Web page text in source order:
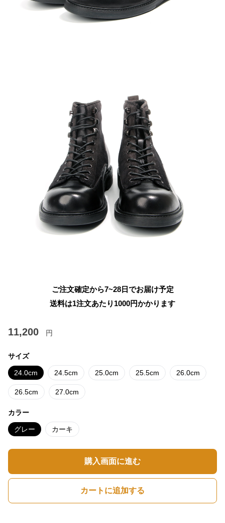
ご注文確定から7~28日でお届け予定
送料は1注文あたり 1000円かかります
11,200 円
サイズ
24.0cm 24.5cm 25.0cm 25.5cm 26.0cm
26.5cm 27.0cm
カラー
グレー カーキ
購入画面に進む
カートに追加する